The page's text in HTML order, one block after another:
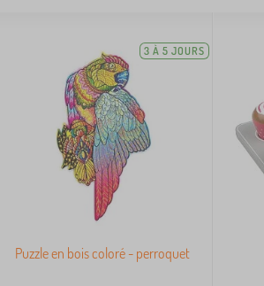
3 À 5 JOURS
Puzzle en bois coloré - perroquet